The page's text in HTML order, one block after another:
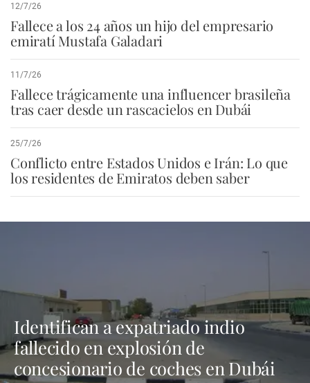
12/7/26
Fallece a los 24 años un hijo del empresario
emiratí Mustafa Galadari
11/7/26
Fallece trágicamente una influencer brasileña
tras caer desde un rascacielos en Dubái
25/7/26
Conflicto entre Estados Unidos e Irán: Lo que
los residentes de Emiratos deben saber
Identifican a expatriado indio
fallecido en explosión de
concesionario de coches en Dubái